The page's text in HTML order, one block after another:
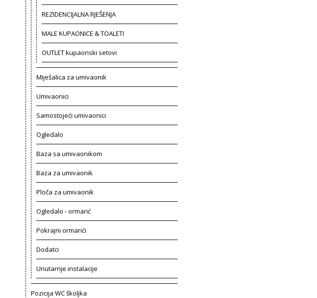
REZIDENCIJALNA RJEŠENJA
MALE KUPAONICE & TOALETI
OUTLET kupaonski setovi
Miješalica za umivaonik
Umivaonici
Samostojeći umivaonici
Ogledalo
Baza sa umivaonikom
Baza za umivaonik
Ploča za umivaonik
Ogledalo - ormarić
Pokrajni ormarići
Dodatci
Unutarnje instalacije
Pozicija WC školjka